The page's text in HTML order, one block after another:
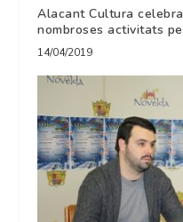
Alacant Cultura
nombroses activitats
14/04/2019